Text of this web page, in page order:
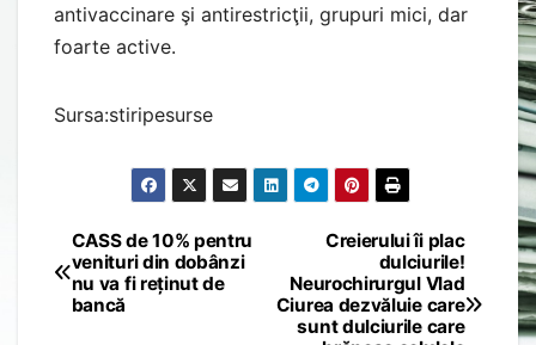
antivaccinare şi antirestricţii, grupuri mici, dar
foarte active.
Sursa:stiripesurse
Post
navigation
Creierului îi plac
dulciurile!
Neurochirurgul Vlad
Ciurea dezvăluie care
sunt dulciurile care
CASS de 10% pentru
venituri din dobânzi
nu va fi reținut de
bancă